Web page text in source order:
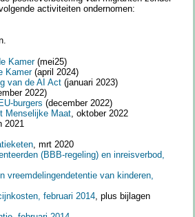
activiteiten ondernomen:
Kamer(mei25)
Kamer(april 2024)
van de AI Act (januari 2023)
2022)
burgers (december 2022)
Menselijke Maat, oktober 2022
2021
, mrt 2020
(BBB-regeling) en inreisverbod,
vreemdelingendetentie van kinderen,
februari 2014, plus bijlagen